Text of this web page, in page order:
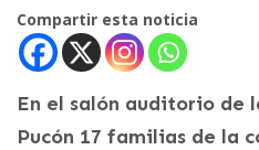
Compartir esta noticia
En el salón auditorio de
Pucón 17 familias de la